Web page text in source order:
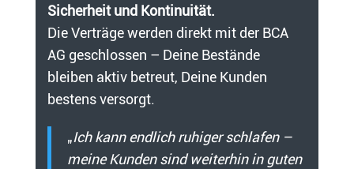
Sicherheit und Kontinuität.
Die Verträge werden direkt mit der BCA
AG geschlossen – Deine Bestände
bleiben aktiv betreut, Deine Kunden
bestens versorgt.
„Ich kann endlich ruhiger schlafen –
meine Kunden sind weiterhin in guten